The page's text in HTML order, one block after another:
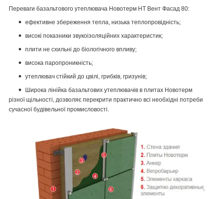
Переваги базальтового утеплювача Новотерм НТ Вент Фасад 80:
ефективне збереження тепла, низька теплопровідність;
високі показники звукоізоляційних характеристик;
плити не схильні до біологічного впливу;
висока паропроникність;
утеплювач стійкий до цвілі, грибків, гризунів;
Широка лінійка базальтових утеплювачів в плитах Новотерм
різної щільності, дозволяє перекрити практично всі необхідні потреби
сучасної будівельної промисловості.